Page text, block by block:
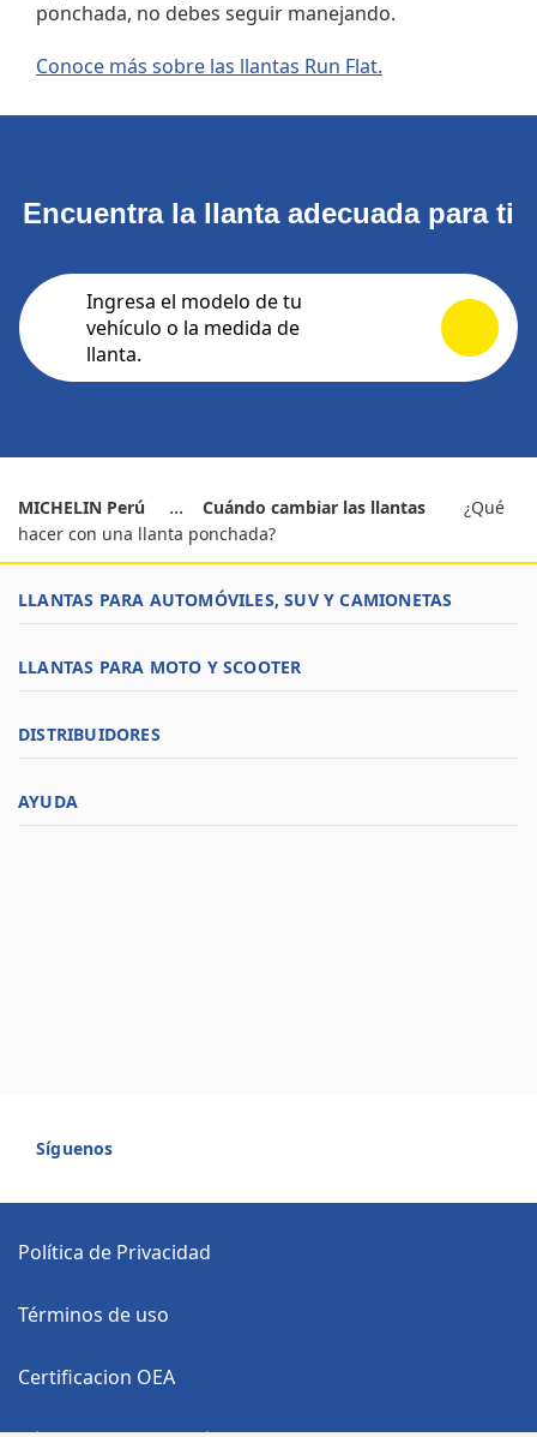
ponchada, no debes seguir manejando.
Conoce más sobre las llantas Run Flat.
Encuentra la llanta adecuada para ti
Ingresa el modelo de tu
vehículo o la medida de
llanta.
MICHELIN Perú Cuándo cambiar las llantas
¿Qué
hacer con una llanta ponchada?
LLANTAS PARA AUTOMÓVILES, SUV Y CAMIONETAS
LLANTAS PARA MOTO Y SCOOTER
DISTRIBUIDORES
AYUDA
Síguenos
Política de Privacidad
Términos de uso
Certificacion OEA